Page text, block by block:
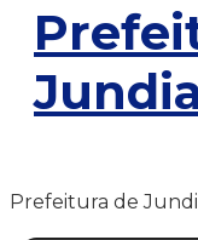
Prefeitura de